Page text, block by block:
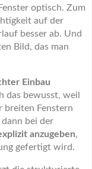
optisch. Zum
auf der
besser ab. Und
Bild, das man
Einbau
das bewusst, weil
breiten Fenstern
bei der
anzugeben,
gefertigt wird.